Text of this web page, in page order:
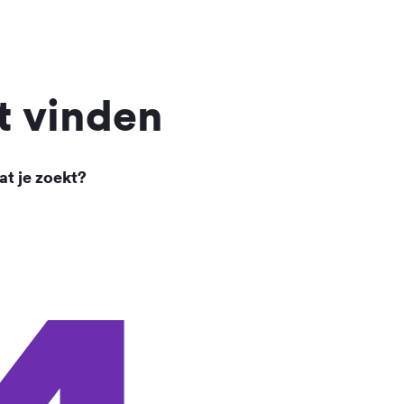
vinden
je zoekt?